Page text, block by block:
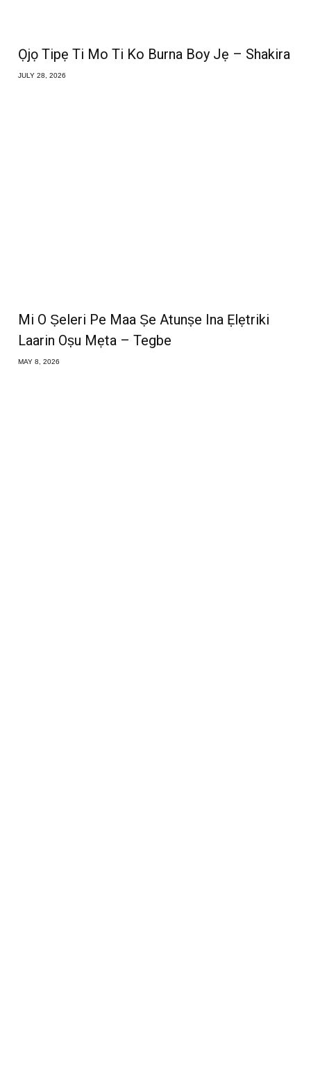
Ọjọ Tipẹ Ti Mo Ti Ko Burna Boy Jẹ – Shakira
JULY 28, 2026
Mi O Ṣeleri Pe Maa Ṣe Atunṣe Ina Ẹlẹtriki
Laarin Oṣu Mẹta – Tegbe
MAY 8, 2026